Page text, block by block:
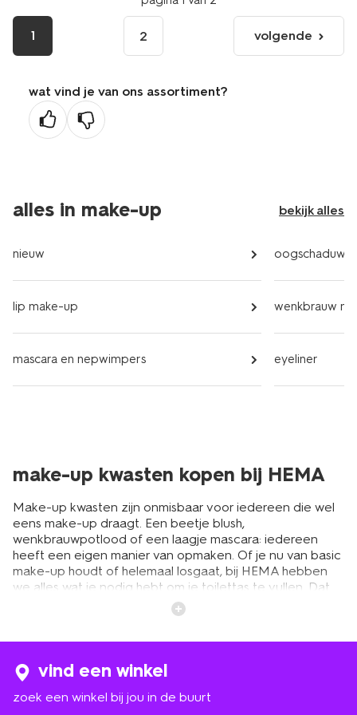
1 2
volgende
pagina
volgende
wat vind je van ons assortiment?
alles in make-up bekijk alles
nieuw
lip make-up
mascara en nepwimpers
oogschaduw
wenkbrauw
eyeliner
make-up kwasten kopen bij HEMA
Make-up kwasten zijn onmisbaar voor iedereen die wel
eens make-up draagt. Een beetje blush,
wenkbrauwpotlood of een laagje mascara: iedereen
heeft een eigen manier van opmaken. Of je nu van basic
make-up houdt of helemaal losgaat, bij HEMA hebben
we alles wat je nodig hebt om je toilettas te vullen. Dat
betekent dat we niet alleen cosmetica hebben, maar
ook make-up kwasten waarmee je het kunt aanbrengen.
verdelen als je een make-up brush gebruikt. Vergeet
niet om je kwasten regelmatig schoon te maken met
make-up reiniger. Zo voorkom je onzuiverheden op je
vind een winkel
zoek een winkel bij jou in de buurt